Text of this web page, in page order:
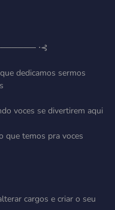
────── ⋅⊰
dedicamos sermos
voces se divertirem aqui
que temos pra voces
cargos e criar o seu